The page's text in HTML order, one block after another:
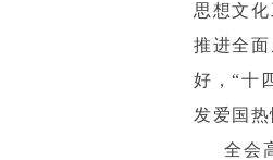
思想文
推进全
好，“十
发爱国热
全会